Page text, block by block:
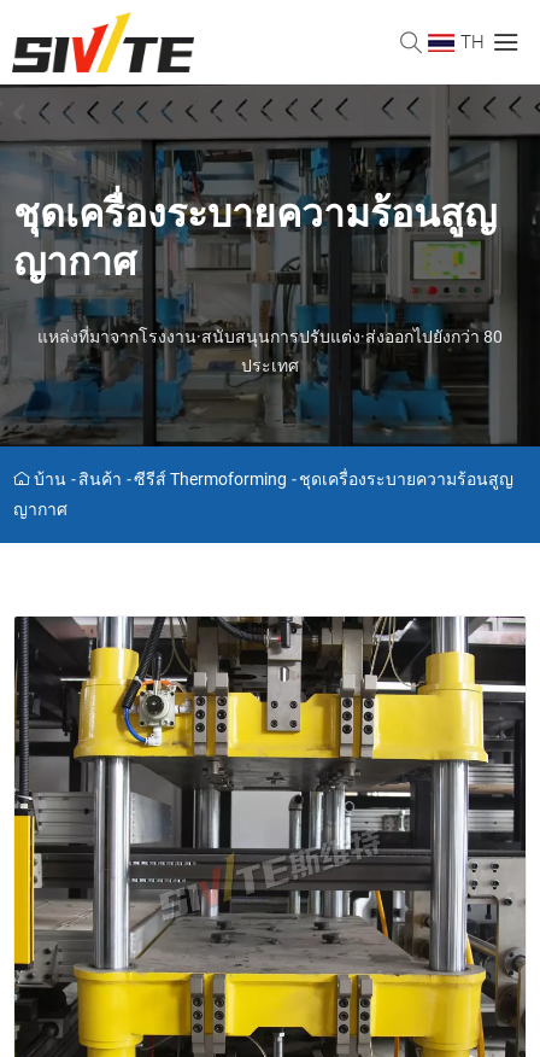
TH
ชุดเครื่องระบายความร้อนสูญ
ญากาศ
แหล่งที่มาจากโรงงาน·สนับสนุนการปรับแต่ง·ส่งออกไปยังกว่า 80
ประเทศ
บ้าน - สินค้า -ซีรีส์ Thermoforming - ชุดเครื่องระบายความร้อนสูญ
ญากาศ